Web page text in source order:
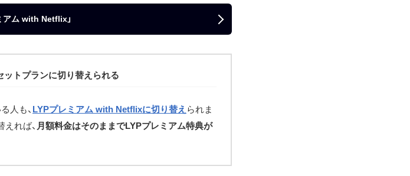
アム with Netflix」
トプランに切り替えられる
人も、 LYPプレミアム with Netflixに切り替え られま
れば、 月額料金はそのままでLYPプレミアム特典が